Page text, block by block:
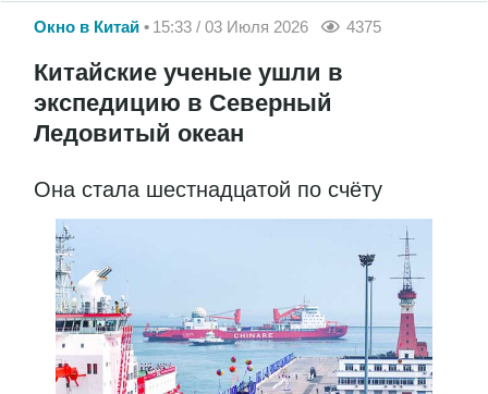
Окно в Китай 15:33 / 03 Июля 2026 4375
Китайские ученые ушли в
экспедицию в Северный
Ледовитый океан
Она стала шестнадцатой по счёту